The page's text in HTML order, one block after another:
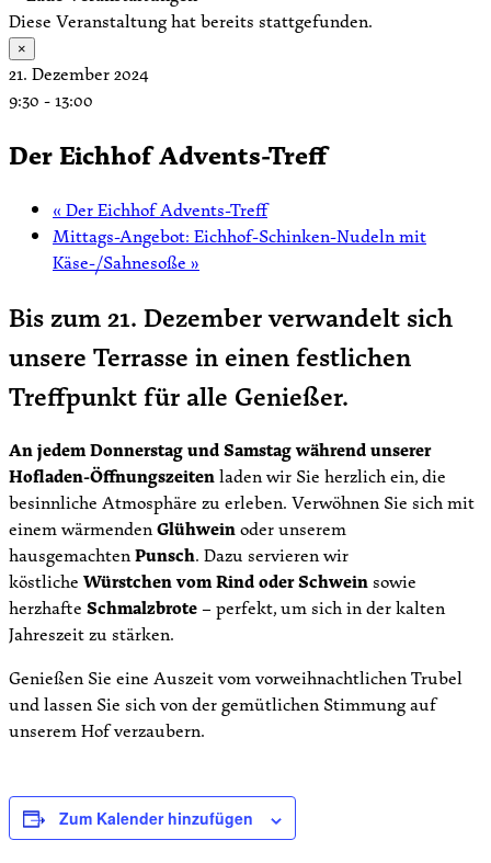
Diese Veranstaltung hat bereits stattgefunden.
×
21. Dezember 2024
9:30 -13:00
Der Eichhof Advents-Treff
« Der Eichhof Advents-Treff
Mittags-Angebot: Eichhof-Schinken-Nudeln mit
Käse-/Sahnesoße »
Bis zum 21. Dezember verwandelt sich
unsere Terrasse in einen festlichen
Treffpunkt für alle Genießer.
An jedem Donnerstag und Samstag während unserer
Hofladen-Öffnungszeitenladen wir Sie herzlich ein, die
besinnliche Atmosphäre zu erleben. Verwöhnen Sie sich mit
einem wärmendenGlühweinoder unserem
hausgemachtenPunsch. Dazu servieren wir
köstliche Würstchen vom Rind oder Schweinsowie
herzhafte Schmalzbrote– perfekt, um sich in der kalten
Jahreszeit zu stärken.
Genießen Sie eine Auszeit vom vorweihnachtlichen Trubel
und lassen Sie sich von der gemütlichen Stimmung auf
unserem Hof verzaubern.
Zum Kalender hinzufügen